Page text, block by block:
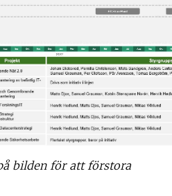
bilden för att förstora